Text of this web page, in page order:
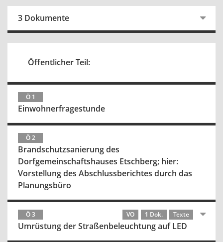
3 Dokumente
Öffentlicher Teil:
Ö 1
Einwohnerfragestunde
Ö 2
Brandschutzsanierung des
Dorfgemeinschaftshauses Etschberg; hier:
Vorstellung des Abschlussberichtes durch das
Planungsbüro
Ö 3 VO 1 Dok. Texte
Umrüstung der Straßenbeleuchtung auf LED